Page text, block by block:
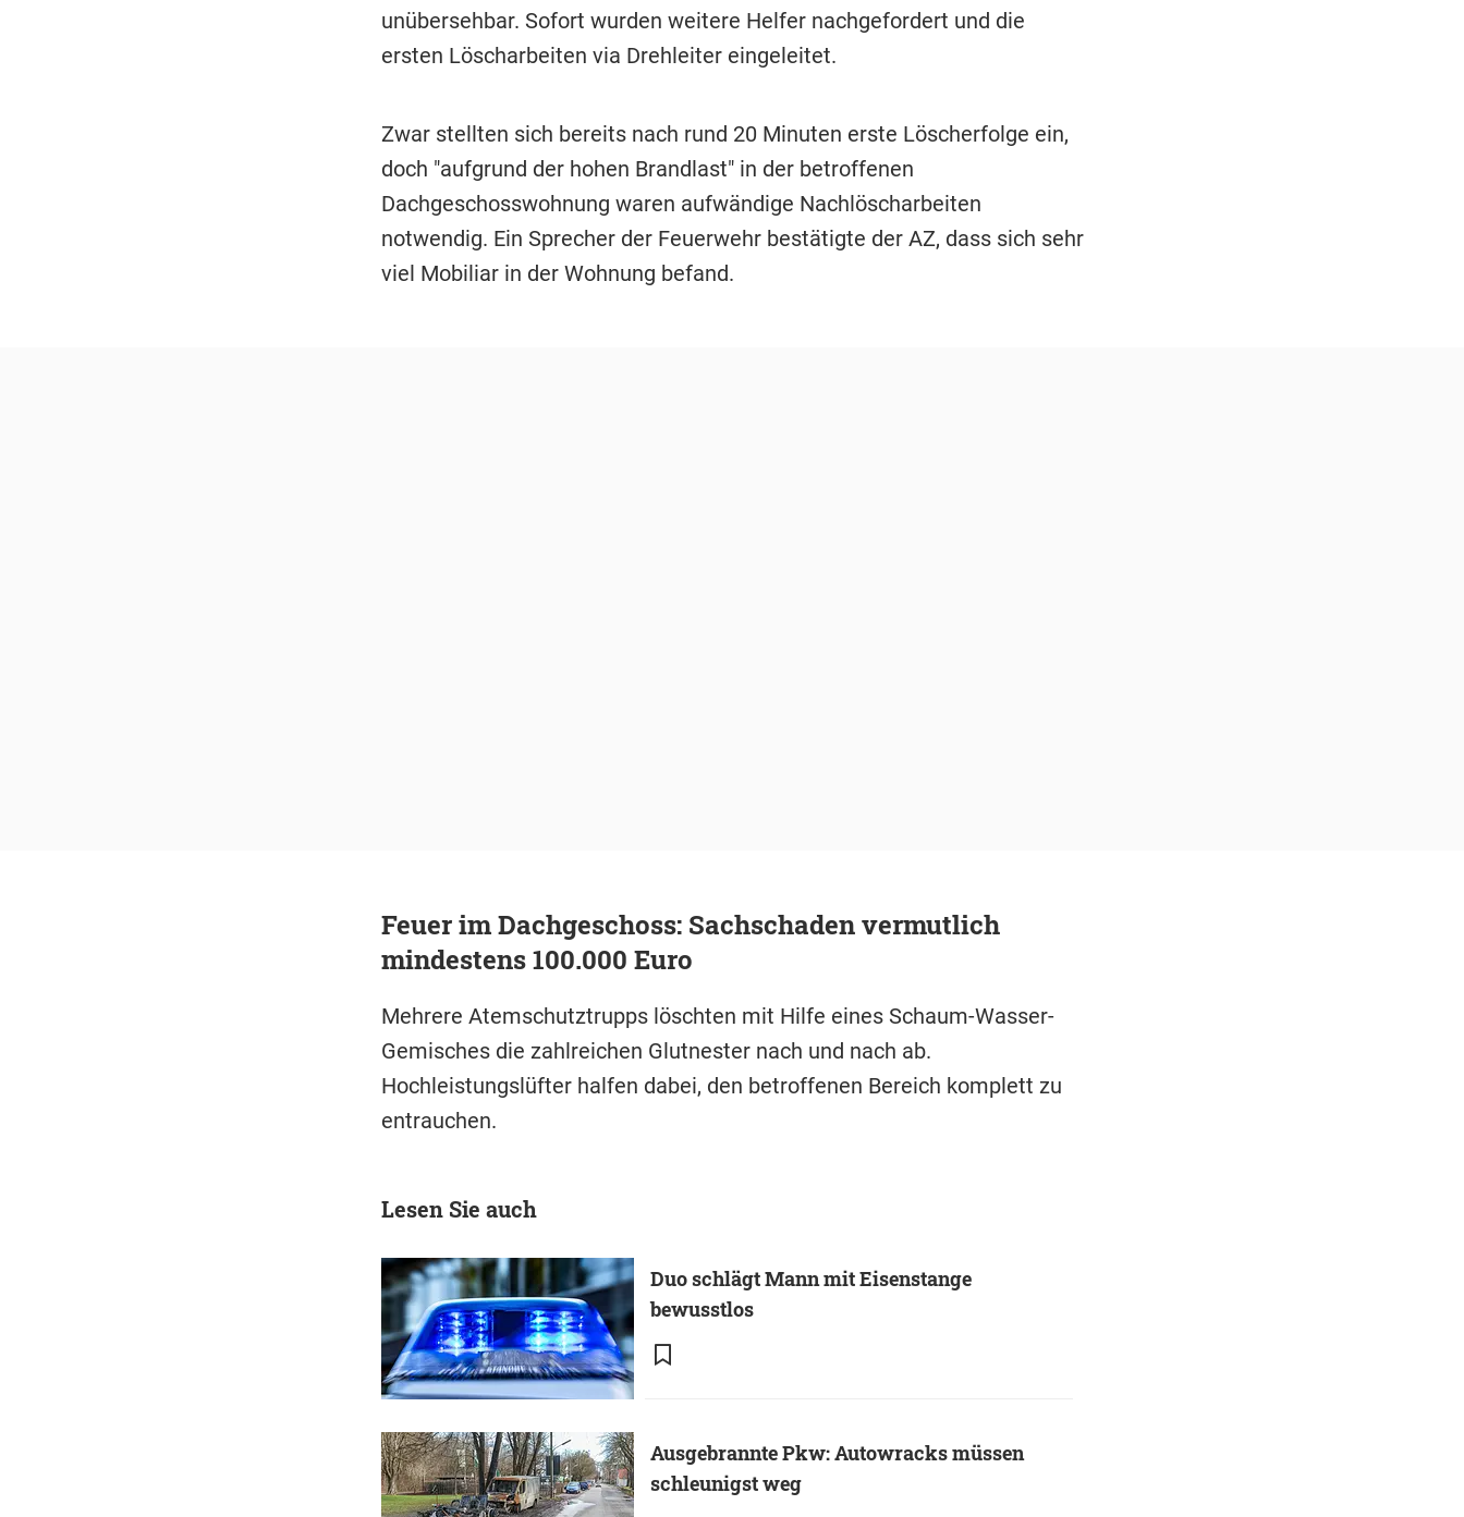
unübersehbar. Sofort wurden weitere Helfer nachgefordert und die
ersten Löscharbeiten via Drehleiter eingeleitet.
Zwar stellten sich bereits nach rund 20 Minuten erste Löscherfolge ein,
doch "aufgrund der hohen Brandlast" in der betroffenen
Dachgeschosswohnung waren aufwändige Nachlöscharbeiten
notwendig. Ein Sprecher der Feuerwehr bestätigte der AZ, dass sich sehr
viel Mobiliar in der Wohnung befand.
Feuer im Dachgeschoss: Sachschaden vermutlich
mindestens 100.000 Euro
Mehrere Atemschutztrupps löschten mit Hilfe eines Schaum-Wasser-
Gemisches die zahlreichen Glutnester nach und nach ab.
Hochleistungslüfter halfen dabei, den betroffenen Bereich komplett zu
entrauchen.
Lesen Sie auch
Duo schlägt Mann mit Eisenstange
bewusstlos
Ausgebrannte Pkw: Autowracks müssen
schleunigst weg